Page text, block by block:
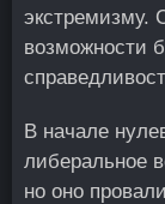
экстремизму.
возможности
В начале
либеральное
но оно